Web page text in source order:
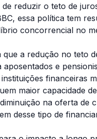
reduzir o teto de
essa política tem
concorrencial no
que a redução no teto
e
financeiras
maior capacidade
na oferta de
desse tipo de